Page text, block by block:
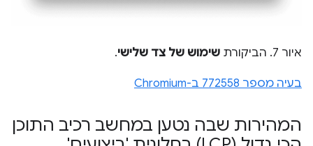
איור 7. הביקורת שימוש של צד שלישי.
בעיה מספר 772558 ב-Chromium
המהירות שבה נטען במחשב רכיב התוכן